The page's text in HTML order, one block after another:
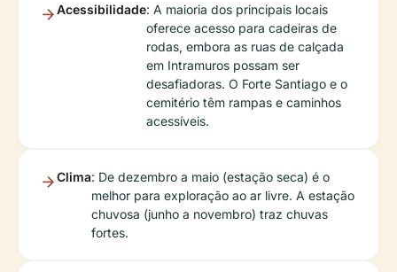
Acessibilidade: A maioria dos principais locais
oferece acesso para cadeiras de
rodas, embora as ruas de calçada
em Intramuros possam ser
desafiadoras. O Forte Santiago e o
cemitério têm rampas e caminhos
acessíveis.
Clima: De dezembro a maio (estação seca) é o
melhor para exploração ao ar livre. A estação
chuvosa (junho a novembro) traz chuvas
fortes.